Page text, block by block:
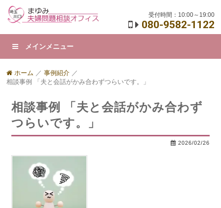
受付時間：10:00～19:00
080-9582-1122
メインメニュー
ホーム ／事例紹介 ／
相談事例 「夫と会話がかみ合わずつらいです。」
相談事例 「夫と会話がかみ合わず
つらいです。」
2026/02/26